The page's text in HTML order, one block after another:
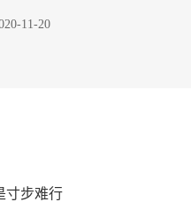
11-20
寸步难行